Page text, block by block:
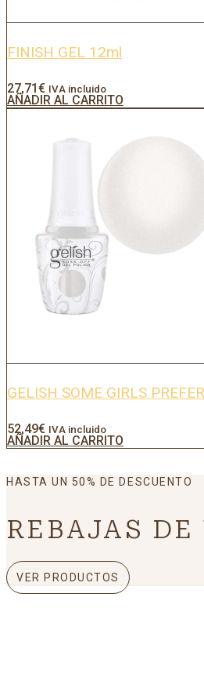
FINISH GEL 12ml
27,71€ IVA incluido
AÑADIR AL CARRITO
GELISH SOME GIRLS
52,49€ IVA incluido
AÑADIR AL CARRITO
HASTA UN 50% DE DESCUENTO
REBAJAS DE
VER PRODUCTOS